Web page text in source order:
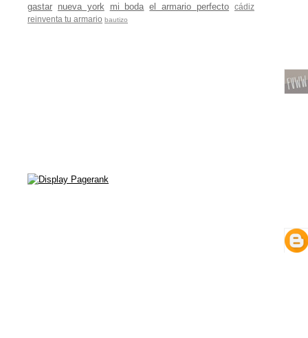
gastar nueva york mi boda el armario perfecto
cádiz
reinventa tu armario bautizo